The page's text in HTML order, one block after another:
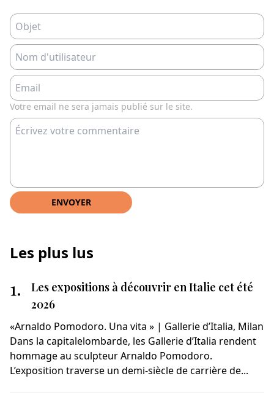
Votre email ne sera jamais publié sur le site.
Les plus lus
1.
Les expositions à découvrir en Italie cet été
2026
«Arnaldo Pomodoro. Una vita » | Gallerie d’Italia, Milan
Dans la capitalelombarde, les Gallerie d’Italia rendent
hommage au sculpteur Arnaldo Pomodoro.
L’exposition traverse un demi-siècle de carrière de...